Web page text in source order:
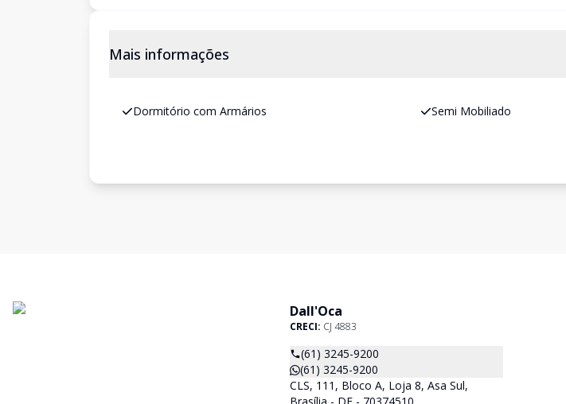
Mais informações
Dormitório com Armários Semi Mobiliado
Dall'Oca
CRECI: CJ 4883
(61) 3245-9200
(61) 3245-9200
CLS, 111, Bloco A, Loja 8, Asa Sul,